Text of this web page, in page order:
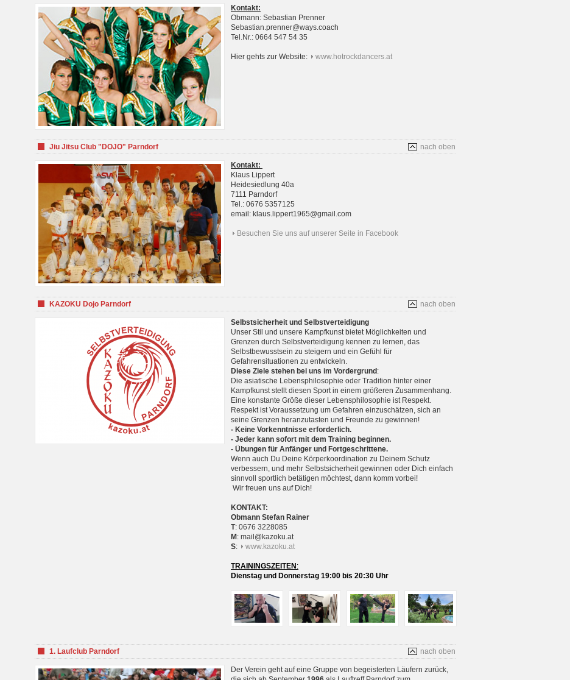
Kontakt:
Obmann: Sebastian Prenner
Sebastian.prenner@ways.coach
Tel.Nr.: 0664 547 54 35
Hier gehts zur Website: www.hotrockdancers.at
nach oben
Jiu Jitsu Club "DOJO" Parndorf
Kontakt:
Klaus Lippert
Heidesiedlung 40a
7111 Parndorf
Tel.: 0676 5357125
email: klaus.lippert1965@gmail.com
Besuchen Sie uns auf unserer Seite in Facebook
nach oben
KAZOKU Dojo Parndorf
Selbstsicherheit und Selbstverteidigung
Unser Stil und unsere Kampfkunst bietet Möglichkeiten und
Grenzen durch Selbstverteidigung kennen zu lernen, das
Selbstbewusstsein zu steigern und ein Gefühl für
Gefahrensituationen zu entwickeln.
Diese Ziele stehen bei uns im Vordergrund :
Die asiatische Lebensphilosophie oder Tradition hinter einer
Kampfkunst stellt diesen Sport in einem größeren Zusammenhang.
Eine konstante Größe dieser Lebensphilosophie ist Respekt.
Respekt ist Voraussetzung um Gefahren einzuschätzen, sich an
seine Grenzen heranzutasten und Freunde zu gewinnen!
- Keine Vorkenntnisse erforderlich.
- Jeder kann sofort mit dem Training beginnen.
- Übungen für Anfänger und Fortgeschrittene.
Wenn auch Du Deine Körperkoordination zu Deinem Schutz
verbessern, und mehr Selbstsicherheit gewinnen oder Dich einfach
sinnvoll sportlich betätigen möchtest, dann komm vorbei!
Wir freuen uns auf Dich!
KONTAKT:
Obmann Stefan Rainer
T: 0676 3228085
M : mail@kazoku.at
S: www.kazoku.at
TRAININGSZEITEN :
Dienstag und Donnerstag 19:00 bis 20:30 Uhr
nach oben
1. Laufclub Parndorf
Der Verein geht auf eine Gruppe von begeisterten Läufern zurück,